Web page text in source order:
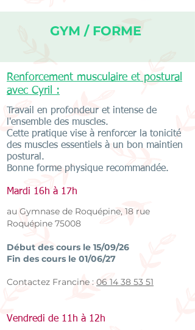
GYM / FORME
Renforcement musculaire et postural
avec Cyril :
Travail en profondeur et intense de
l'ensemble des muscles.
Cette pratique vise à renforcer la tonicité
des muscles essentiels à un bon maintien
postural.
Bonne forme physique recommandée.
Mardi 16h à 17h
au Gymnase de Roquépine, 18 rue
Roquépine 75008
Début des cours le 15/09/26
Fin des cours le 01/06/27
Contactez Francine : 06 14 38 53 51
Vendredi de 11h à 12h